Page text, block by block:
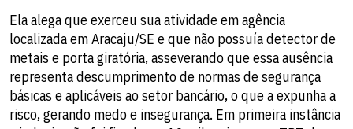
Ela alega que exerceu sua atividade em agência
localizada em Aracaju/SE e que não possuía detector de
metais e porta giratória, asseverando que essa ausência
representa descumprimento de normas de segurança
básicas e aplicáveis ao setor bancário, o que a expunha a
risco, gerando medo e insegurança. Em primeira instância